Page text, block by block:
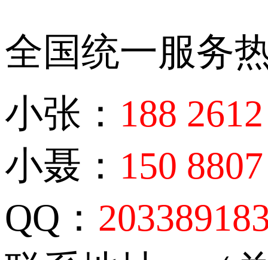
全国统一服务
小张： 188
小聂： 150
QQ：